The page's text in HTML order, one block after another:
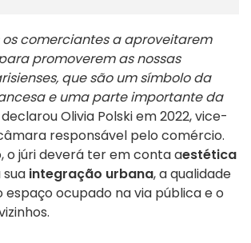
os comerciantes a aproveitarem
promoverem as nossas
que são um símbolo da
e uma parte importante da
declarou Olivia Polski em 2022, vice-
responsável pelo comércio.
, o júri deverá ter em conta aestética
integração urbana, a qualidade
espaço ocupado na via pública e o
.